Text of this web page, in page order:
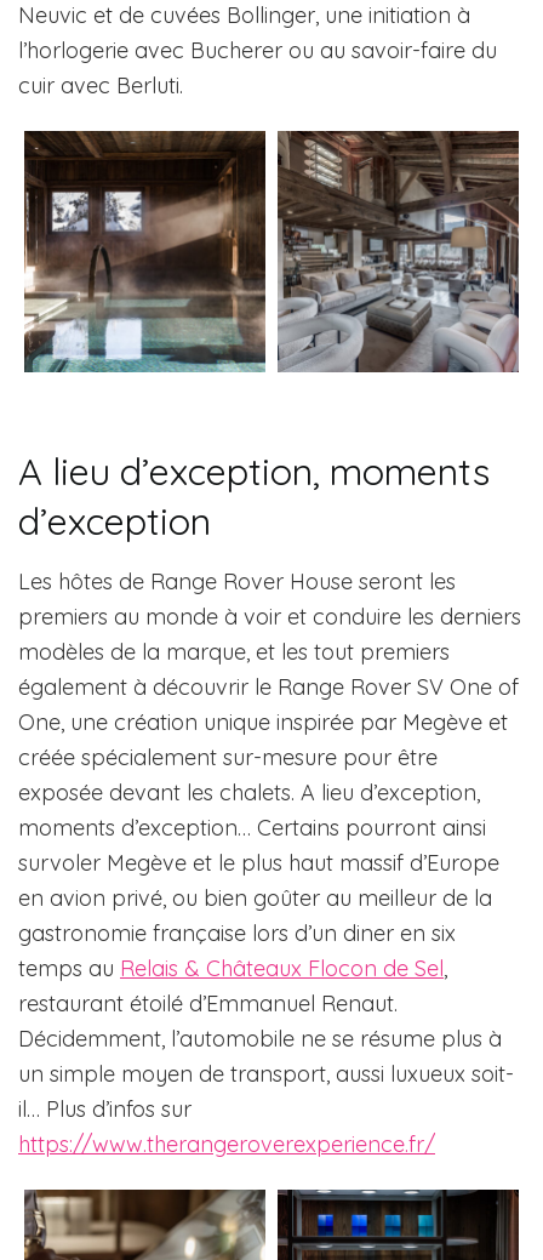
Neuvic et de cuvées Bollinger, une initiation à
l’horlogerie avec Bucherer ou au savoir-faire du
cuir avec Berluti.
A lieu d’exception, moments
d’exception
Les hôtes de Range Rover House seront les
premiers au monde à voir et conduire les derniers
modèles de la marque, et les tout premiers
également à découvrir le Range Rover SV One of
One, une création unique inspirée par Megève et
créée spécialement sur-mesure pour être
exposée devant les chalets. A lieu d’exception,
moments d’exception… Certains pourront ainsi
survoler Megève et le plus haut massif d’Europe
en avion privé, ou bien goûter au meilleur de la
gastronomie française lors d’un diner en six
temps au Relais & Châteaux Flocon de Sel,
restaurant étoilé d’Emmanuel Renaut.
Décidemment, l’automobile ne se résume plus à
un simple moyen de transport, aussi luxueux soit-
il… Plus d’infos sur
https://www.therangeroverexperience.fr/